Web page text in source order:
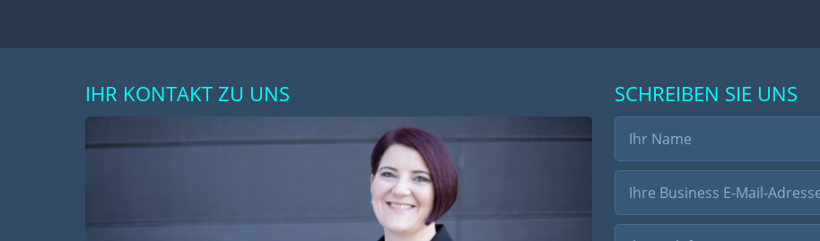
IHR KONTAKT ZU UNS SCHREIBEN SIE UNS